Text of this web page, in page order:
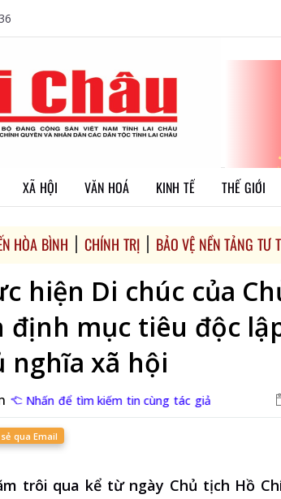
XÃ HỘI VĂN HOÁ KINH TẾ THẾ GIỚI
HÒA BÌNH CHÍNH TRỊ BẢO VỆ NỀN TẢNG TƯ
hiện Di chúc của
định mục tiêu độc
nghĩa xã hội
Nhấn để tìm kiếm tin cùng tác giả
qua Email
trôi qua kể từ ngày Chủ tịch Hồ